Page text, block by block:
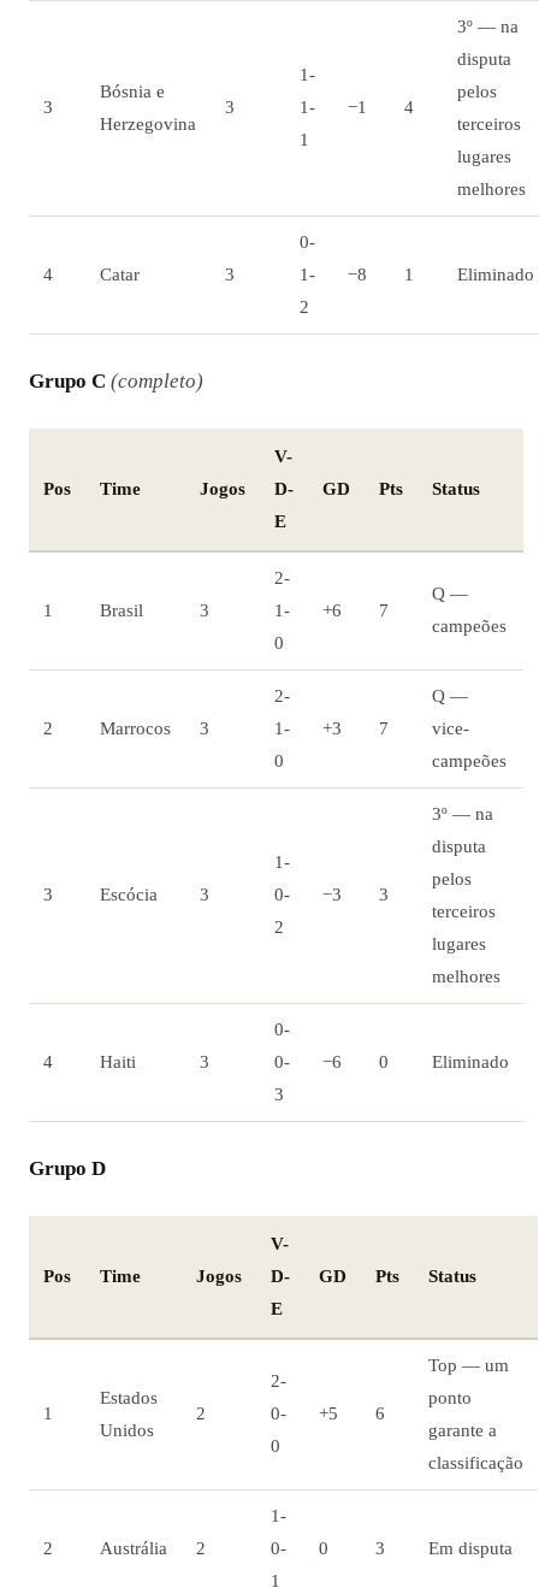
3
Bósnia e
Herzegovina
3
1-
1-
1
−1 4
3º — na
disputa
pelos
terceiros
lugares
melhores
4 Catar 3
0-
1-
2
−8 1 Eliminado
Grupo C (completo)
Pos Time Jogos
V-
D-
E
GD Pts Status
1 Brasil 3
2-
1-
0
+6 7
Q —
campeões
2 Marrocos 3
2-
1-
0
+3 7
Q —
vice-
campeões
3 Escócia 3
1-
0-
2
−3 3
3º — na
disputa
pelos
terceiros
lugares
melhores
4 Haiti 3
0-
0-
3
−6 0 Eliminado
Grupo D
Pos Time Jogos
V-
D-
E
GD Pts Status
1
Estados
Unidos
2
2-
0-
0
+5 6
Top — um
ponto
garante a
classificação
2 Austrália 2
1-
0-
1
0 3 Em disputa